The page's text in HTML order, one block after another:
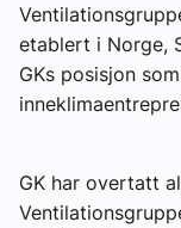
Aktuelle
Om VVS Aktuelt
Abonner på
etablert i Norge,
GKs posisjon
GK har overtatt